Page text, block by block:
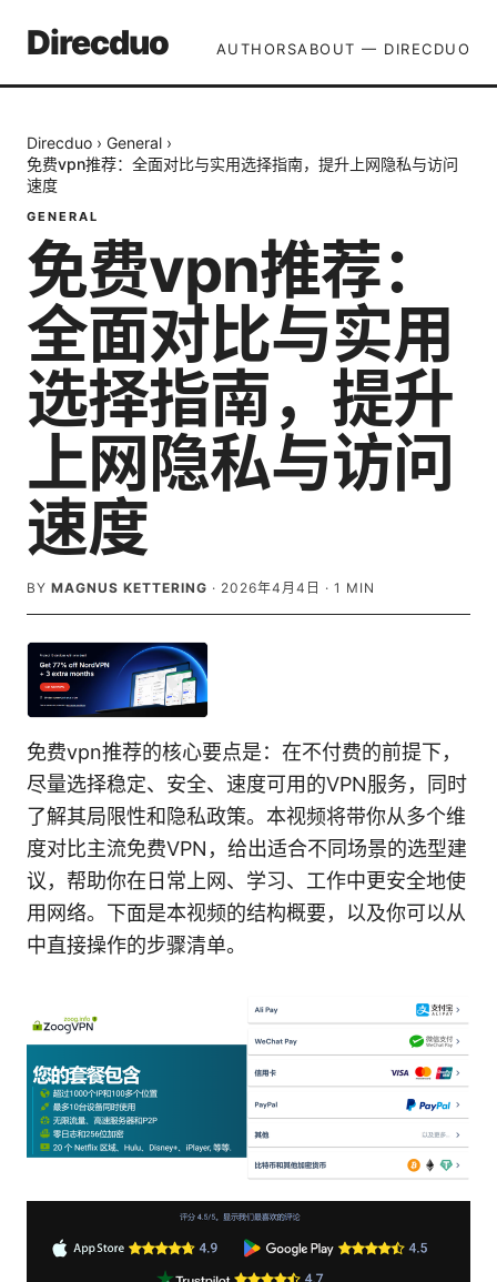
Direcduo AUTHORSABOUT — DIRECDUO
Direcduo › General ›
免费vpn推荐：全面对比与实用选择指南，提升上网隐私与访问
速度
GENERAL
免费vpn推荐：
全面对比与实用
选择指南，提升
上网隐私与访问
速度
BY MAGNUS KETTERING · 2026年4月4日 · 1 MIN
免费vpn推荐的核心要点是：在不付费的前提下，
尽量选择稳定、安全、速度可用的VPN服务，同时
了解其局限性和隐私政策。本视频将带你从多个维
度对比主流免费VPN，给出适合不同场景的选型建
议，帮助你在日常上网、学习、工作中更安全地使
用网络。下面是本视频的结构概要，以及你可以从
中直接操作的步骤清单。